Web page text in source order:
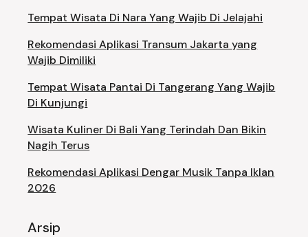
Tempat Wisata Di Nara Yang Wajib Di Jelajahi
Rekomendasi Aplikasi Transum Jakarta yang
Wajib Dimiliki
Tempat Wisata Pantai Di Tangerang Yang Wajib
Di Kunjungi
Wisata Kuliner Di Bali Yang Terindah Dan Bikin
Nagih Terus
Rekomendasi Aplikasi Dengar Musik Tanpa Iklan
2026
Arsip